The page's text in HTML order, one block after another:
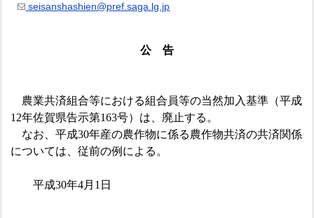
seisanshashien@pref.saga.lg.jp
公 告
農業共済組合等における組合員等の当然加入基準（平成
12年佐賀県告示第163号）は、廃止する。
なお、平成30年産の農作物に係る農作物共済の共済関係
については、従前の例による。
平成30年4月1日